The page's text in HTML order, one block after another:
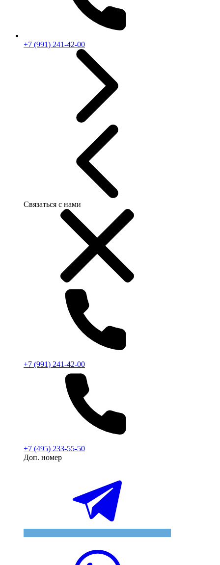
+7 (991) 241-42-00
Связаться с нами
+7 (991) 241-42-00
+7 (495) 233-55-50
Доп. номер